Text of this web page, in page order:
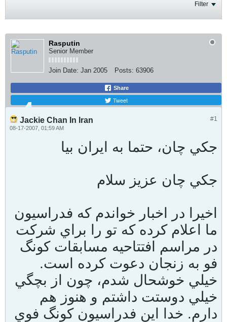
Filter
Rasputin
Senior Member
Join Date: Jan 2005 Posts: 63906
Share
Tweet
#1
Jackie Chan In Iran
08-17-2007, 01:59 AM
جكي چان، حتما به ايران بيا
جكي چان عزيز سلام
اخيرا در اخبار خواندم كه فدراسيون
ما اعلام كرده كه تو را براي شركت
در مراسم افتتاحيه مسابقات كونگ
فو به زنجان دعوت كرده است.
خيلي خوشحال شدم، چون از بچگي
خيلي دوستت داشتم و هنوز هم
دارم. خدا اين فدراسيون كونگ فوي